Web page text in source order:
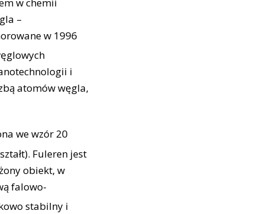
–
w 1996
i
atomów węgla,
we wzór 20
Fuleren jest
obiekt, w
falowo-
stabilny i